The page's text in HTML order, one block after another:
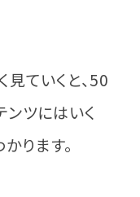
ていくと、50
ツにはいく
ります。